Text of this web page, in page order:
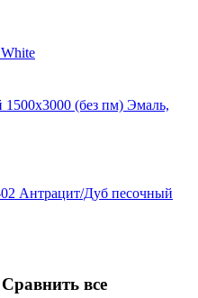
(без пм) Эмаль,
Антрацит/Дуб песочный
Сравнить все